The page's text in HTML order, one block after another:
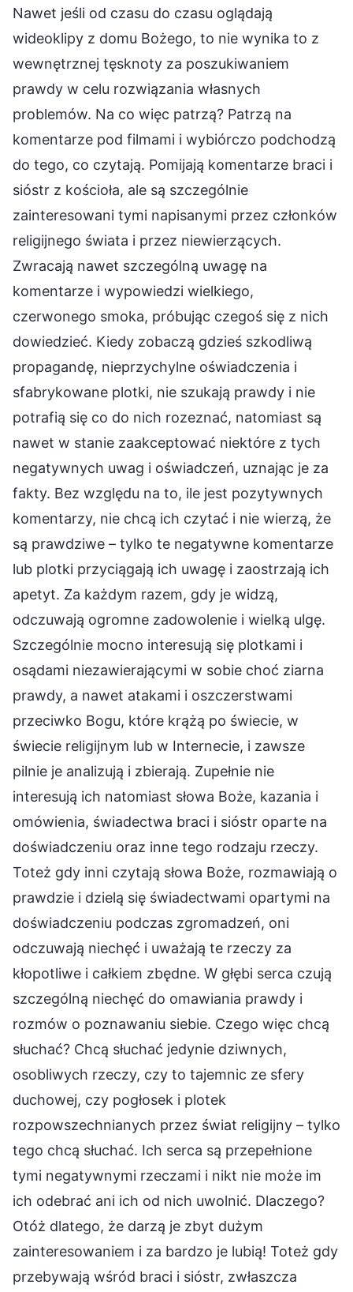
Nawet jeśli od czasu do czasu oglądają
wideoklipy z domu Bożego, to nie wynika to z
wewnętrznej tęsknoty za poszukiwaniem
prawdy w celu rozwiązania własnych
problemów. Na co więc patrzą? Patrzą na
komentarze pod filmami i wybiórczo podchodzą
do tego, co czytają. Pomijają komentarze braci i
sióstr z kościoła, ale są szczególnie
zainteresowani tymi napisanymi przez członków
religijnego świata i przez niewierzących.
Zwracają nawet szczególną uwagę na
komentarze i wypowiedzi wielkiego,
czerwonego smoka, próbując czegoś się z nich
dowiedzieć. Kiedy zobaczą gdzieś szkodliwą
propagandę, nieprzychylne oświadczenia i
sfabrykowane plotki, nie szukają prawdy i nie
potrafią się co do nich rozeznać, natomiast są
nawet w stanie zaakceptować niektóre z tych
negatywnych uwag i oświadczeń, uznając je za
fakty. Bez względu na to, ile jest pozytywnych
komentarzy, nie chcą ich czytać i nie wierzą, że
są prawdziwe – tylko te negatywne komentarze
lub plotki przyciągają ich uwagę i zaostrzają ich
apetyt. Za każdym razem, gdy je widzą,
odczuwają ogromne zadowolenie i wielką ulgę.
Szczególnie mocno interesują się plotkami i
osądami niezawierającymi w sobie choć ziarna
prawdy, a nawet atakami i oszczerstwami
przeciwko Bogu, które krążą po świecie, w
świecie religijnym lub w Internecie, i zawsze
pilnie je analizują i zbierają. Zupełnie nie
interesują ich natomiast słowa Boże, kazania i
omówienia, świadectwa braci i sióstr oparte na
doświadczeniu oraz inne tego rodzaju rzeczy.
Toteż gdy inni czytają słowa Boże, rozmawiają o
prawdzie i dzielą się świadectwami opartymi na
doświadczeniu podczas zgromadzeń, oni
odczuwają niechęć i uważają te rzeczy za
kłopotliwe i całkiem zbędne. W głębi serca czują
szczególną niechęć do omawiania prawdy i
rozmów o poznawaniu siebie. Czego więc chcą
słuchać? Chcą słuchać jedynie dziwnych,
osobliwych rzeczy, czy to tajemnic ze sfery
duchowej, czy pogłosek i plotek
rozpowszechnianych przez świat religijny – tylko
tego chcą słuchać. Ich serca są przepełnione
tymi negatywnymi rzeczami i nikt nie może im
ich odebrać ani ich od nich uwolnić. Dlaczego?
Otóż dlatego, że darzą je zbyt dużym
zainteresowaniem i za bardzo je lubią! Toteż gdy
przebywają wśród braci i sióstr, zwłaszcza